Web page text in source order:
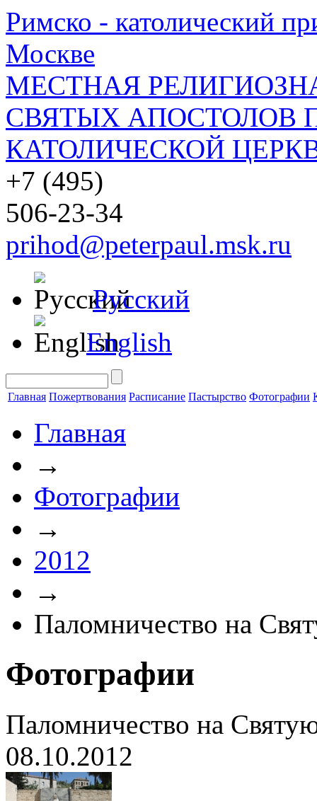
Римско - католический
Москве
МЕСТНАЯ
СВЯТЫХ АПОСТОЛОВ
КАТОЛИЧЕСКОЙ
+7 (495)
506-23-34
prihod@peterpaul.msk.ru
Русский
English
Главная Пожертвования Расписание Пастырство Фотографии
Главная
→
Фотографии
→
2012
→
Паломничество на
Фотографии
Паломничество на
08.10.2012